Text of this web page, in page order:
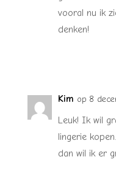
vooral nu ik
denken!
Kim op 8
Leuk! Ik wil
lingerie
dan wil ik er